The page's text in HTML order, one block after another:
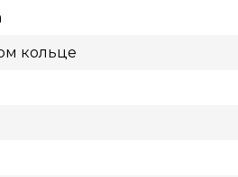
кольце